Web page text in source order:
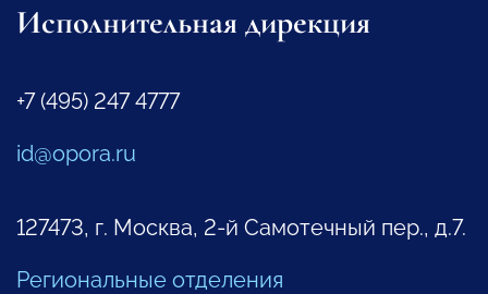
Исполнительная дирекция
+7 (495) 247 4777
id@opora.ru
127473, г. Москва, 2-й Самотечный пер., д.7.
Региональные отделения